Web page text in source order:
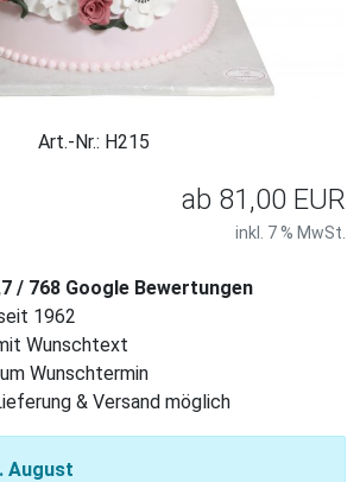
Art.-Nr.: H215
ab 81,00 EUR
inkl. 7 % MwSt.
/ 768 Google Bewertungen
1962
Wunschtext
Wunschtermin
& Versand möglich
August